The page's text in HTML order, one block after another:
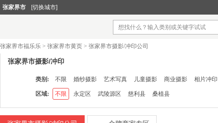
张家界市 [切换城市]
张家界市福乐乐 > 张家界市黄页 > 张家界市摄影/冲印公司
张家界市摄影/冲印
类别: 不限 婚纱摄影 艺术写真 儿童摄影 商业摄影 相片冲印
区域: 不限 永定区 武陵源区 慈利县 桑植县